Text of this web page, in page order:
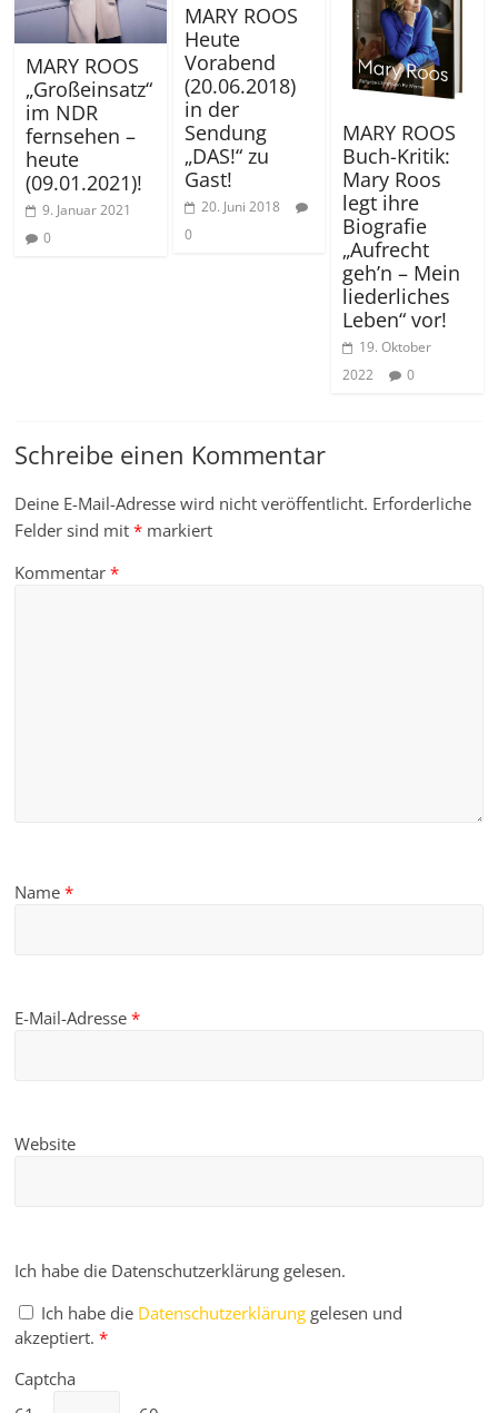
MARY ROOS
„Großeinsatz“
im NDR
fernsehen –
heute
(09.01.2021)!
9. Januar 2021
0
MARY ROOS
Heute
Vorabend
(20.06.2018)
in der
Sendung
„DAS!“ zu
Gast!
20. Juni 2018
0
MARY ROOS
Buch-Kritik:
Mary Roos
legt ihre
Biografie
„Aufrecht
geh’n – Mein
liederliches
Leben“ vor!
19. Oktober
2022
0
Schreibe einen Kommentar
Deine E-Mail-Adresse wird nicht veröffentlicht. Erforderliche
Felder sind mit* markiert
Kommentar*
Name*
E-Mail-Adresse*
Website
Ich habe die Datenschutzerklärung gelesen.
Ich habe die Datenschutzerklärung gelesen und
akzeptiert. *
Captcha